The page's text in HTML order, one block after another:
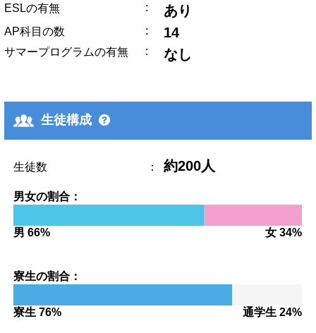
ESLの有無 : あり
AP科目の数 : 14
サマープログラムの有無 : なし
生徒構成
生徒数 ： 約200人
男女の割合：
男 66% 女 34%
寮生の割合：
寮生 76% 通学生 24%